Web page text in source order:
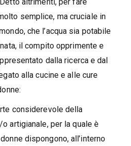
semplice, ma cruciale in
che l’acqua sia potabile
il compito opprimente e
dalla ricerca e dal
alla cucine e alle cure
considerevole della
artigianale, per la quale è
dispongono, all’interno